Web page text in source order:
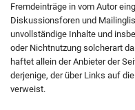
Fremdeinträge in vom Autor
Diskussionsforen und
unvollständige Inhalte und
oder Nichtnutzung solcherart
haftet allein der Anbieter der
derjenige, der über Links auf
verweist.